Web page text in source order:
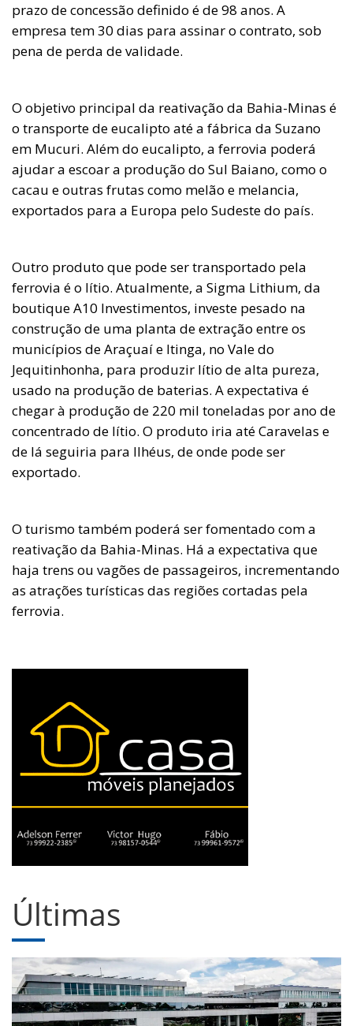
prazo de concessão definido é de 98 anos. A
empresa tem 30 dias para assinar o contrato, sob
pena de perda de validade.
O objetivo principal da reativação da Bahia-Minas é
o transporte de eucalipto até a fábrica da Suzano
em Mucuri. Além do eucalipto, a ferrovia poderá
ajudar a escoar a produção do Sul Baiano, como o
cacau e outras frutas como melão e melancia,
exportados para a Europa pelo Sudeste do país.
Outro produto que pode ser transportado pela
ferrovia é o lítio. Atualmente, a Sigma Lithium, da
boutique A10 Investimentos, investe pesado na
construção de uma planta de extração entre os
municípios de Araçuaí e Itinga, no Vale do
Jequitinhonha, para produzir lítio de alta pureza,
usado na produção de baterias. A expectativa é
chegar à produção de 220 mil toneladas por ano de
concentrado de lítio. O produto iria até Caravelas e
de lá seguiria para Ilhéus, de onde pode ser
exportado.
O turismo também poderá ser fomentado com a
reativação da Bahia-Minas. Há a expectativa que
haja trens ou vagões de passageiros, incrementando
as atrações turísticas das regiões cortadas pela
ferrovia.
Últimas